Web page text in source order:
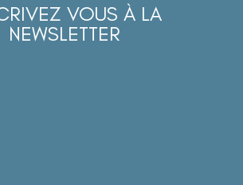
VOUS À LA
NEWSLETTER